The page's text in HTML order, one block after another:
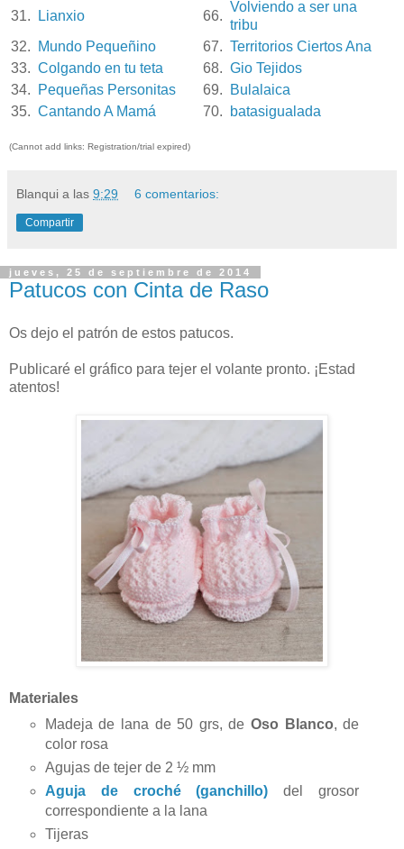
31.
Lianxio 66.
Volviendo a ser una
tribu
32.
Mundo Pequeñino 67. Territorios Ciertos Ana
33. Colgando en tu teta 68. Gio Tejidos
34.
Pequeñas Personitas 69.
Bulalaica
35. Cantando A Mamá 70. batasigualada
(Cannot add links: Registration/trial expired)
Blanqui a las 9:29 6 comentarios:
Compartir
jueves, 25 de septiembre de 2014
Patucos con Cinta de Raso
Os dejo el patrón de estos patucos.
Publicaré el gráfico para tejer el volante pronto. ¡Estad
atentos!
Materiales
Madeja de lana de 50 grs, deOso Blanco, de
color rosa
Agujas de tejer de 2 ½mm
Aguja de croché (ganchillo) del grosor
correspondiente a la lana
Tijeras